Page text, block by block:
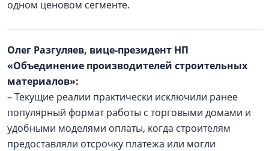
одном ценовом сегменте.
Олег Разгуляев, вице-президент НП
«Объединение производителей строительных
материалов»:
– Текущие реалии практически исключили ранее
популярный формат работы с торговыми домами и
удобными моделями оплаты, когда строителям
предоставляли отсрочку платежа или могли